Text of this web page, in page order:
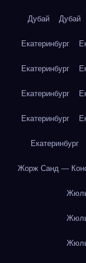
Дубай Дубай
Екатеринбург
Екатеринбург
Екатеринбург
Екатеринбург
Екатеринбург
Жорж Санд —